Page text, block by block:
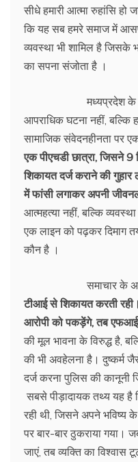
सीधे हमारी आत्मा रुहांसि हो
कि यह सब हमरे समाज में
व्यवस्था भी शामिल है
का सपना संजोता है ।
मध्यप्रदेश के
आपराधिक घटना नहीं, बल्कि
सामाजिक संवेदनहीनता पर
एक पीएचडी छात्रा, जिसने 9
शिकायत दर्ज कराने की गुहार
में फांसी लगाकर अपनी
आत्महत्या नहीं, बल्कि
एक लाइन को पढ़कर दिमाग
कौन है ।
समाचार के अनुसार,
टीआई से शिकायत करती रही।
आरोपी को पकड़ेंगे, तब
की मूल भावना के विरुद्ध है,
की भी अवहेलना है। दुष्कर्म
दर्ज करना पुलिस की कानूनी
सबसे पीड़ादायक तथ्य यह है
रही थी, जिसने अपने भविष्य
पर बार-बार ठुकराया गया।
जाएं, तब व्यक्ति का विश्वास